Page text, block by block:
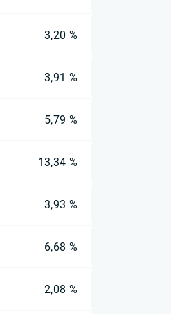
3,20 %
3,91 %
5,79 %
13,34 %
3,93 %
6,68 %
2,08 %